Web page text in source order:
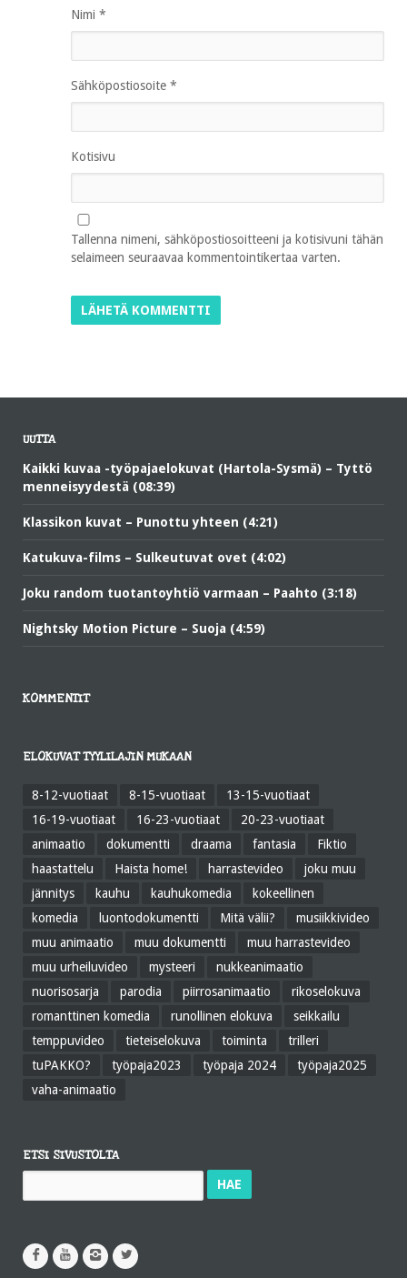
Nimi *
Sähköpostiosoite *
Kotisivu
Tallenna nimeni, sähköpostiosoitteeni ja kotisivuni tähän
selaimeen seuraavaa kommentointikertaa varten.
UUTTA
Kaikki kuvaa -työpajaelokuvat (Hartola-Sysmä) – Tyttö
menneisyydestä (08:39)
Klassikon kuvat – Punottu yhteen (4:21)
Katukuva-films – Sulkeutuvat ovet (4:02)
Joku random tuotantoyhtiö varmaan – Paahto (3:18)
Nightsky Motion Picture – Suoja (4:59)
KOMMENTIT
ELOKUVAT TYYLILAJIN MUKAAN
8-12-vuotiaat 8-15-vuotiaat
13-15-vuotiaat
16-19-vuotiaat
16-23-vuotiaat
20-23-vuotiaat
animaatio
dokumentti draama fantasia
Fiktio
haastattelu
Haista home! harrastevideo
joku muu
jännitys
kauhu kauhukomedia
kokeellinen
komedia
luontodokumentti Mitä välii?
musiikkivideo
muu animaatio
muu dokumentti
muu harrastevideo
muu urheiluvideo
mysteeri
nukkeanimaatio
nuorisosarja
parodia piirrosanimaatio
rikoselokuva
romanttinen komedia
runollinen elokuva
seikkailu
temppuvideo
tieteiselokuva toiminta
trilleri
tuPAKKO?
työpaja2023 työpaja 2024
työpaja2025
vaha-animaatio
ETSI SIVUSTOLTA